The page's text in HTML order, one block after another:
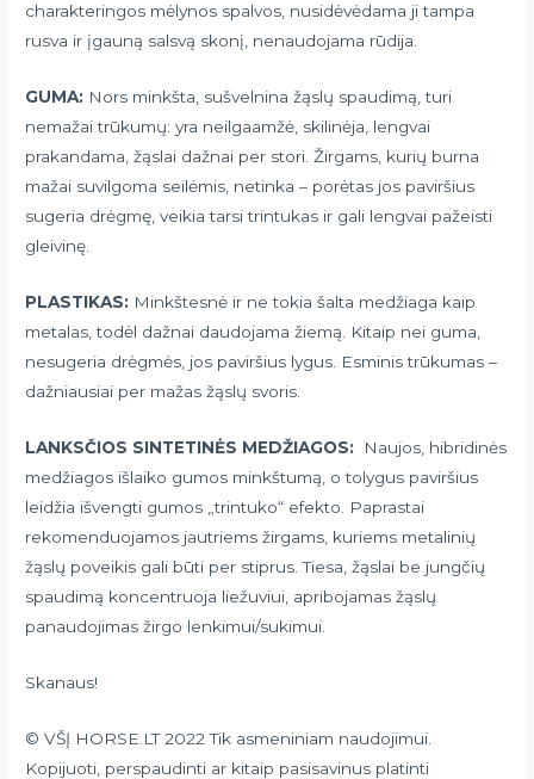
charakteringos mėlynos spalvos, nusidėvėdama ji tampa
rusva ir įgauną salsvą skonį, nenaudojama rūdija.
GUMA: Nors minkšta, sušvelnina žąslų spaudimą, turi
nemažai trūkumų: yra neilgaamžė, skilinėja, lengvai
prakandama, žąslai dažnai per stori. Žirgams, kurių burna
mažai suvilgoma seilėmis, netinka – porėtas jos paviršius
sugeria drėgmę, veikia tarsi trintukas ir gali lengvai pažeisti
gleivinę.
PLASTIKAS: Minkštesnė ir ne tokia šalta medžiaga kaip
metalas, todėl dažnai daudojama žiemą. Kitaip nei guma,
nesugeria drėgmės, jos paviršius lygus. Esminis trūkumas –
dažniausiai per mažas žąslų svoris.
LANKSČIOS SINTETINĖS MEDŽIAGOS:
Naujos, hibridinės
medžiagos išlaiko gumos minkštumą, o tolygus paviršius
leidžia išvengti gumos „trintuko“ efekto. Paprastai
rekomenduojamos jautriems žirgams, kuriems metalinių
žąslų poveikis gali būti per stiprus. Tiesa, žąslai be jungčių
spaudimą koncentruoja liežuviui, apribojamas žąslų
panaudojimas žirgo lenkimui/sukimui.
Skanaus!
© VŠĮ HORSE.LT 2022 Tik asmeniniam naudojimui.
Kopijuoti, perspaudinti ar kitaip pasisavinus platinti